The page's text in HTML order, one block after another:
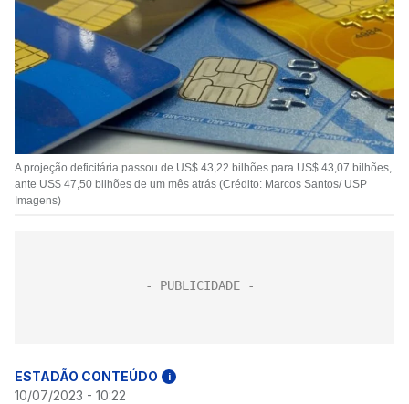
A projeção deficitária passou de US$ 43,22 bilhões para US$ 43,07 bilhões,
ante US$ 47,50 bilhões de um mês atrás (Crédito: Marcos Santos/ USP
Imagens)
ESTADÃO CONTEÚDO i
10/07/2023 - 10:22